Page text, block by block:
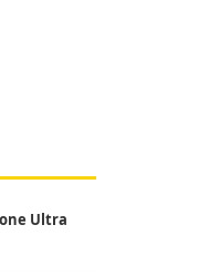
Ultra